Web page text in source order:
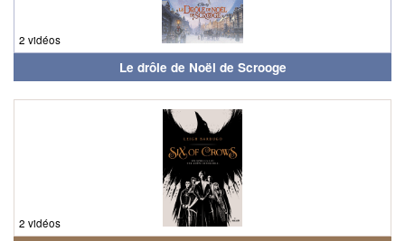
2 vidéos
Le drôle de Noël de Scrooge
2 vidéos